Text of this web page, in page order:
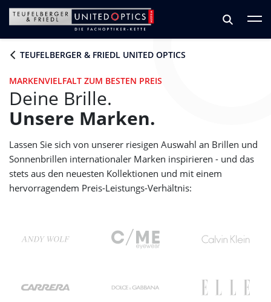
Zum Hauptinhalt springen
Zum Footer springen
TEUFELBERGER & FRIEDL UNITED OPTICS
MARKENVIELFALT ZUM BESTEN PREIS
Deine Brille.
Unsere Marken.
Lassen Sie sich von unserer riesigen Auswahl an Brillen und
Sonnenbrillen internationaler Marken inspirieren - und das
stets aus den neuesten Kollektionen und mit einem
hervorragendem Preis-Leistungs-Verhältnis: